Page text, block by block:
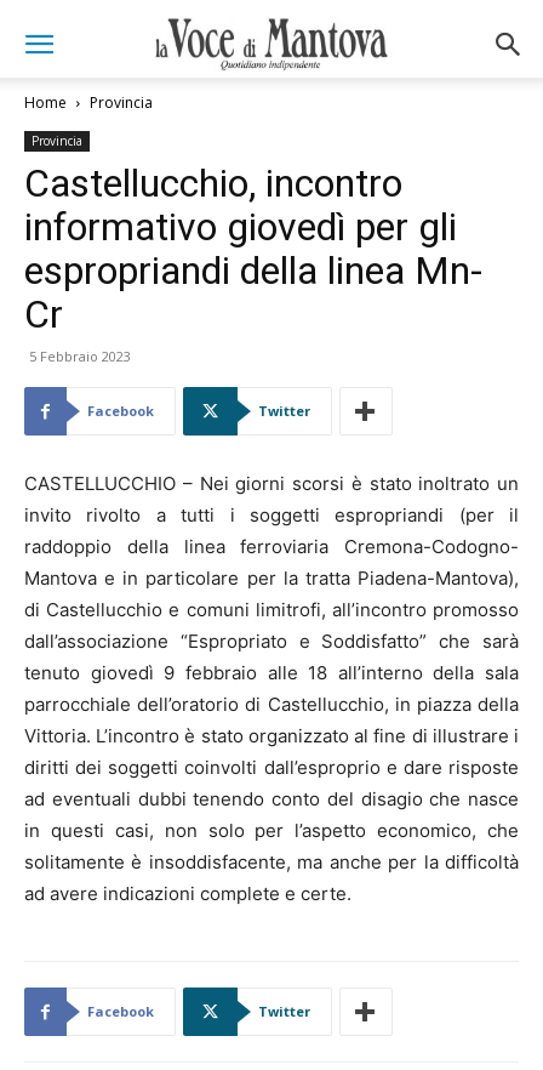
Home Provincia
Provincia
Castellucchio, incontro
informativo giovedì per gli
espropriandi della linea Mn-
Cr
5 Febbraio 2023
Facebook Twitter
CASTELLUCCHIO – Nei giorni scorsi è stato inoltrato un
invito rivolto a tutti i soggetti espropriandi (per il
raddoppio della linea ferroviaria Cremona-Codogno-
Mantova e in particolare per la tratta Piadena-Mantova),
di Castellucchio e comuni limitrofi, all’incontro promosso
dall’associazione “Espropriato e Soddisfatto” che sarà
tenuto giovedì 9 febbraio alle 18 all’interno della sala
parrocchiale dell’oratorio di Castellucchio, in piazza della
Vittoria. L’incontro è stato organizzato al fine di illustrare i
diritti dei soggetti coinvolti dall’esproprio e dare risposte
ad eventuali dubbi tenendo conto del disagio che nasce
in questi casi, non solo per l’aspetto economico, che
solitamente è insoddisfacente, ma anche per la difficoltà
ad avere indicazioni complete e certe.
Facebook Twitter